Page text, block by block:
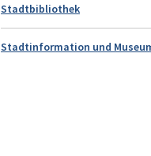
Stadtbibliothek
Stadtinformation und